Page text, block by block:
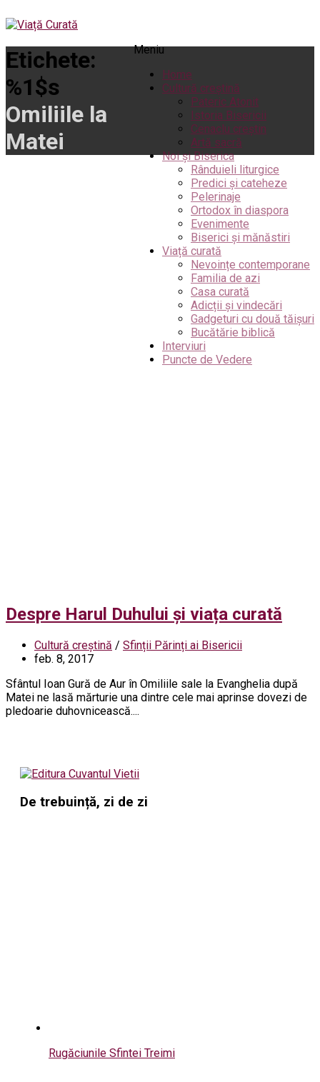
Meniu
Home
Cultură creștină
Pateric Atonit
Istoria Bisericii
Cenaclu creștin
Artă sacră
Noi și Biserica
Rânduieli liturgice
Predici și cateheze
Pelerinaje
Ortodox în diaspora
Evenimente
Biserici și mănăstiri
Viață curată
Nevoințe contemporane
Familia de azi
Casa curată
Adicții și vindecări
Gadgeturi cu două tăișuri
Bucătărie biblică
Interviuri
Puncte de Vedere
Etichete:
%1$s
Omiliile la
Matei
Despre Harul Duhului și viața curată
Cultură creștină / Sfinții Părinți ai Bisericii
feb. 8, 2017
Sfântul Ioan Gură de Aur în Omiliile sale la Evanghelia după
Matei ne lasă mărturie una dintre cele mai aprinse dovezi de
pledoarie duhovnicească....
De trebuință, zi de zi
Rugăciunile Sfintei Treimi